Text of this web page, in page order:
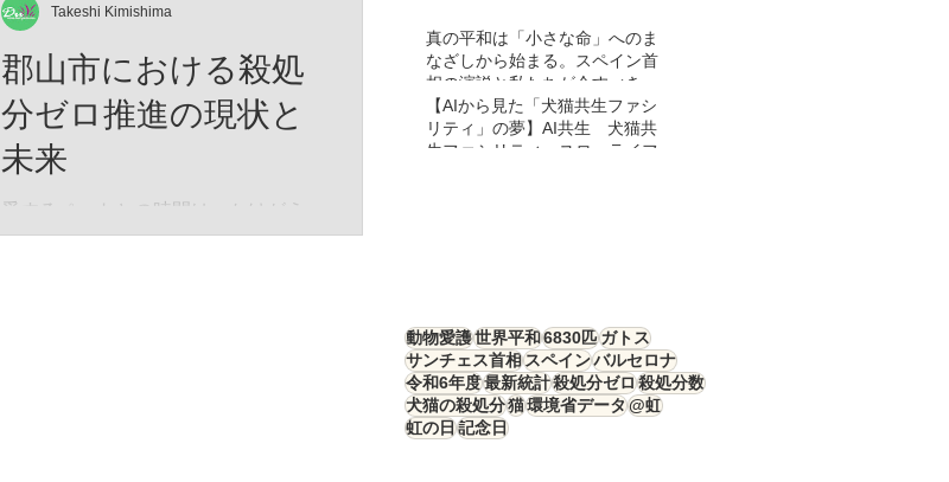
ン」なのです。 特徴的な四角い顔
ん。 高原の激しい嵐や、骨を刺すよ
うな寒さから頭部を守るため、彼ら
の頭部は極厚の冬毛で覆われていま
す。さらに、強烈な紫外線と吹きす
はこの寡黙な表情のまま、荒野のス
―― あなたと愛猫が夢の中で紡い
ん。
郡山市における殺処
分ゼロ推進の現状と
未来
愛するペットとの時間は、かけがえ
のない宝物です。私たちが大切に育
Takeshi Kimishima
真の平和は「小さな命」へのま
なざしから始まる。スペイン首
相の演説と私たちが今すべきこ
と【AIから見た「犬猫共生ファシ
リティ」の夢】AI共生 犬猫共
生ファシリティ スローライフ
動物愛護世界平和6830匹ガトス
サンチェス首相スペインバルセロナ
令和6年度最新統計殺処分ゼロ殺処分数
犬猫の殺処分猫環境省データ@虹
虹の日記念日